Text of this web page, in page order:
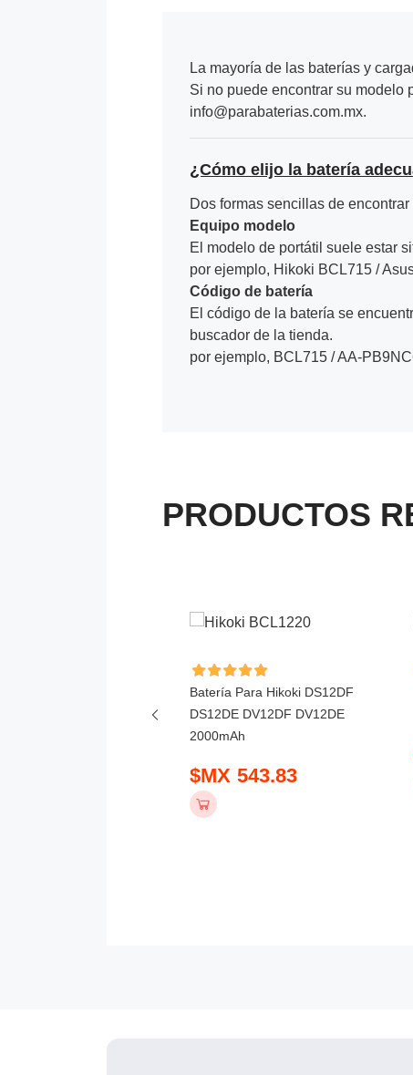
La mayoría de las baterías y
Si no puede encontrar su modelo
info@parabaterias.com.mx.
¿Cómo elijo la batería
Dos formas sencillas de
Equipo modelo
El modelo de portátil suele estar
por ejemplo, Hikoki BCL715 /
Código de batería
El código de la batería se
buscador de la tienda.
por ejemplo, BCL715 / AA-
PRODUCTOS
Batería Para Hikoki DS12DF
DS12DE DV12DF DV12DE
2000mAh
$MX 543.83